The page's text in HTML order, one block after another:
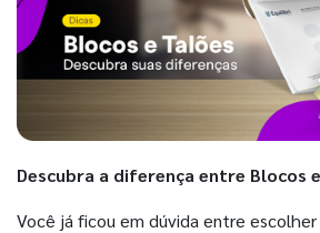
Descubra a diferença entre Blocos
Você já ficou em dúvida entre